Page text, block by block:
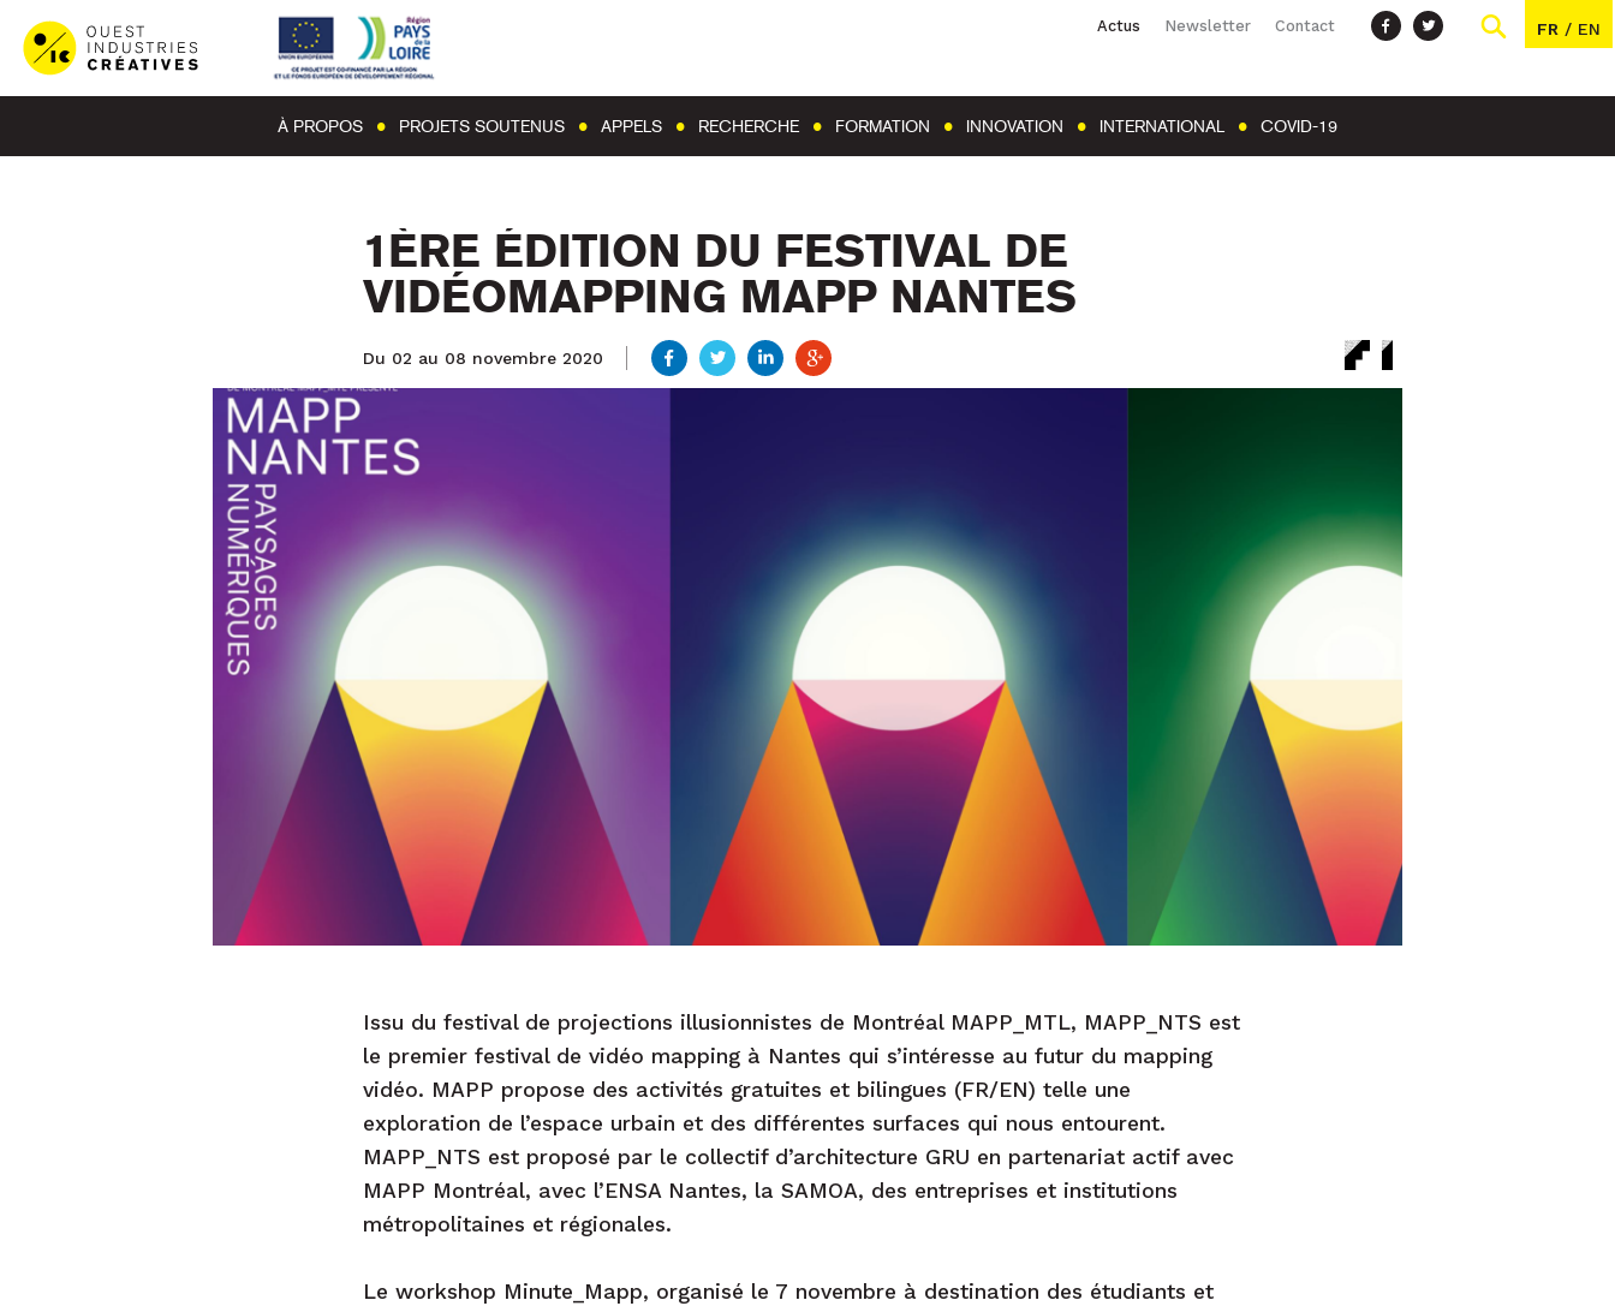
Actus Newsletter Contact FR / EN
À PROPOS PROJETS SOUTENUS APPELS RECHERCHE FORMATION INNOVATION INTERNATIONAL COVID-19
1ÈRE ÉDITION DU FESTIVAL DE
VIDÉOMAPPING MAPP NANTES
Du 02 au 08 novembre 2020
Issu du festival de projections illusionnistes de Montréal MAPP_MTL, MAPP_NTS est
le premier festival de vidéo mapping à Nantes qui s’intéresse au futur du mapping
vidéo. MAPP propose des activités gratuites et bilingues (FR/EN) telle une
exploration de l’espace urbain et des différentes surfaces qui nous entourent.
MAPP_NTS est proposé par le collectif d’architecture GRU en partenariat actif avec
MAPP Montréal, avec l’ENSA Nantes, la SAMOA, des entreprises et institutions
métropolitaines et régionales.
Le workshop Minute_Mapp, organisé le 7 novembre à destination des étudiants et